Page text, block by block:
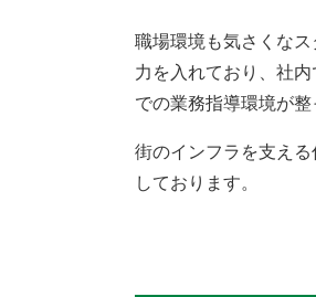
職場環境も気さくな
力を入れており、社
での業務指導環境が
街のインフラを支え
しております。